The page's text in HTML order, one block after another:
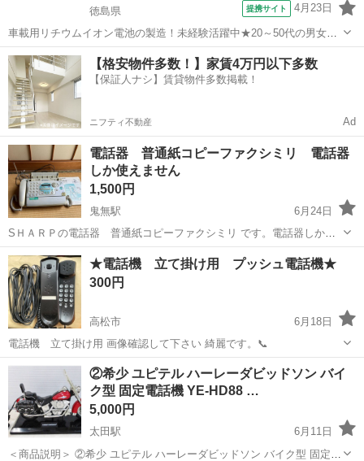
徳島県
提携サイト 4月23日
車載用リチウムイオン電池の製造！未経験活躍中★20～50代の男女活
躍中！寮費無料★備品付き1R寮完備！自宅からマイカー通勤OK！無料
駐車場完備◎正社員登用制度あり！《徳島県板野郡松茂町》 人気の工
場のお仕事 ◇車載用リチウ...
徳島 その他
【格安物件多数！】家賃4万円以下多数
【保証人ナシ】賃貸物件多数掲載！
ニフティ不動産 Ad
電話器 普通紙コピーファクシミリ 電話器
しか使えません
1,500円
鬼無駅
6月24日
SＨＡＲＰの電話器 普通紙コピーファクシミリ です。電話器しか使
えません。インクリボン が調子悪くうまく印刷できません。 まだ電話
器は普通に使えます。前の物なので 色あせ、汚れなどあります。そこ
ら気になら ない方だけ良かった...
香川 高松市 鬼無駅 電話、ＦＡＸ SHARP
★電話機 立て掛け用 プッシュ電話機★
300円
高松市
6月18日
電話機 立て掛け用 画像確認して下さい 綺麗です。📞
香川 高松市 電話、ＦＡＸ コンパクト
②希少 ユピテル ハーレーダビッドソン バイ
ク型 固定電話機 YE-HD88 …
5,000円
太田駅
6月11日
＜商品説明＞ ②希少 ユピテル ハーレーダビッドソン バイク型 固定電